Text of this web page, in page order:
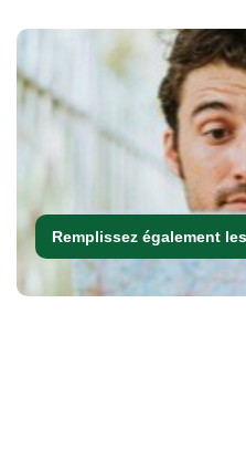
Remplissez également